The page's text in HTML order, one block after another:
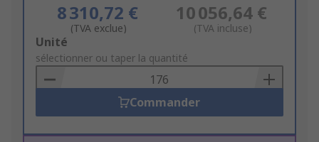
8 310,72 €
(TVA exclue)
10 056,64 €
(TVA incluse)
Add
to
Basket
Unité
sélectionner ou taper la quantité
Commander